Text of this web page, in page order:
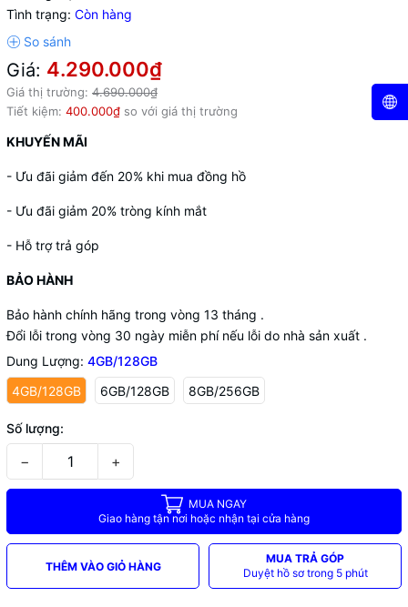
Tình trạng: Còn hàng
Giá: 4.290.000₫
Giá thị trường: 4.690.000₫
Tiết kiệm: 400.000₫ so với giá thị trường
KHUYẾN MÃI
- Ưu đãi giảm đến 20% khi mua đồng hồ
- Ưu đãi giảm 20% tròng kính mắt
- Hỗ trợ trả góp
BẢO HÀNH
Bảo hành chính hãng trong vòng 13 tháng .
Đổi lỗi trong vòng 30 ngày miễn phí nếu lỗi do nhà sản xuất .
Dung Lượng: 4GB/128GB
4GB/128GB
6GB/128GB 8GB/256GB
Số lượng:
− +
MUA NGAY
Giao hàng tận nơi hoặc nhận tại cửa hàng
THÊM VÀO GIỎ HÀNG
MUA TRẢ GÓP
Duyệt hồ sơ trong 5 phút